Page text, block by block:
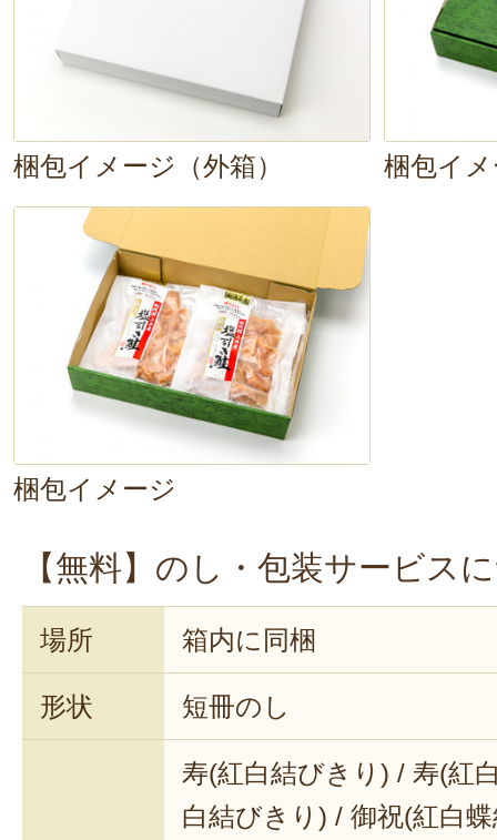
梱包イメージ（外箱） 梱包イ
梱包イメージ
【無料】のし・包装サービス
場所 箱内に同梱
形状 短冊のし
寿(紅白結びきり) / 寿(紅
白結びきり) / 御祝(紅白